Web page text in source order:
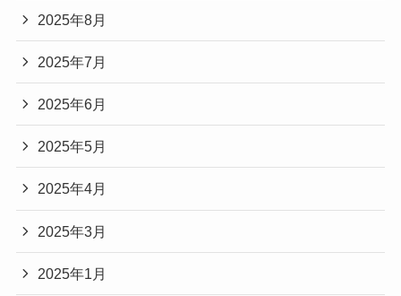
2025年8月
2025年7月
2025年6月
2025年5月
2025年4月
2025年3月
2025年1月